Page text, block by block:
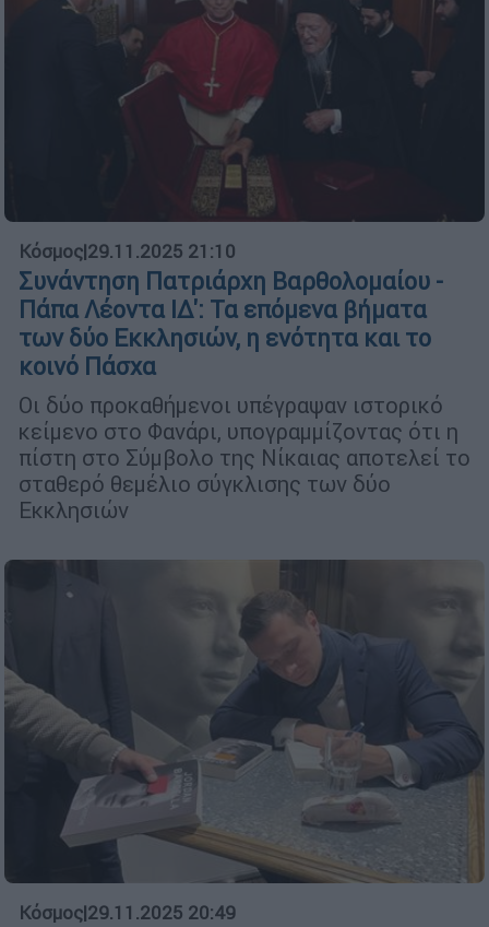
Κόσμος|29.11.2025 21:10
Συνάντηση Πατριάρχη Βαρθολομαίου -
Πάπα Λέοντα ΙΔ': Τα επόμενα βήματα
των δύο Εκκλησιών, η ενότητα και το
κοινό Πάσχα
Οι δύο προκαθήμενοι υπέγραψαν ιστορικό
κείμενο στο Φανάρι, υπογραμμίζοντας ότι η
πίστη στο Σύμβολο της Νίκαιας αποτελεί το
σταθερό θεμέλιο σύγκλισης των δύο
Εκκλησιών
Κόσμος|29.11.2025 20:49